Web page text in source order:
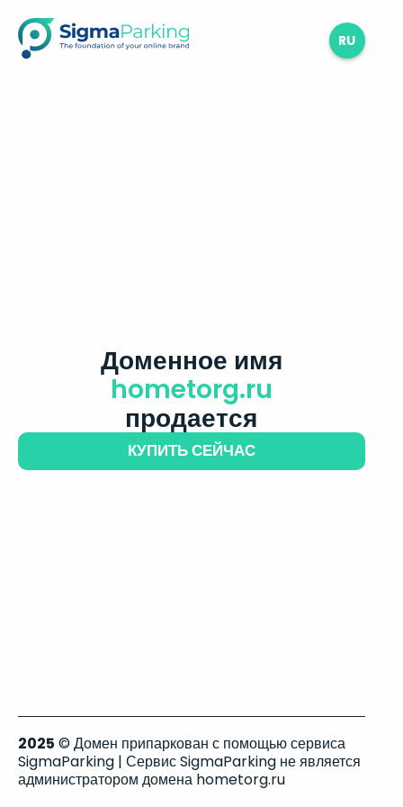
RU
Доменное имя
hometorg.ru
продается
КУПИТЬ СЕЙЧАС
2025 © Домен припаркован с помощью сервиса
SigmaParking | Сервис SigmaParking не является
администратором домена hometorg.ru